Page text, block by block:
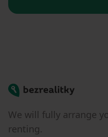
Bezrealitky
We will fully arrange
renting.